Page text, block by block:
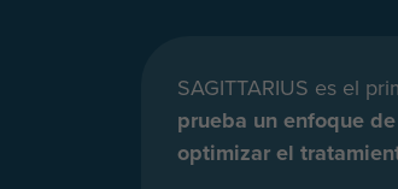
SAGITTARIUS es el
prueba un enfoque
optimizar el